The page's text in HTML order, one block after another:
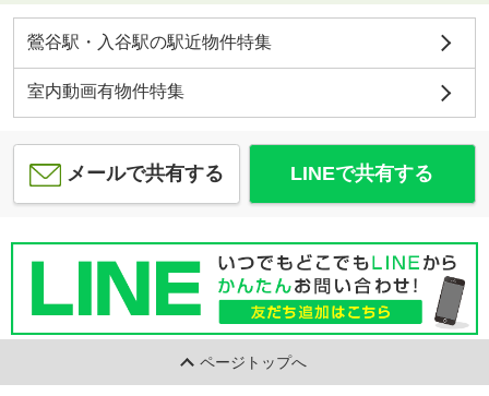
鶯谷駅・入谷駅の駅近物件特集
室内動画有物件特集
メールで共有する LINEで共有する
ページトップへ